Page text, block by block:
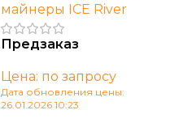
майнеры ICE River
Предзаказ
Цена: по запросу
Дата обновления цены:
26.01.2026 10:23